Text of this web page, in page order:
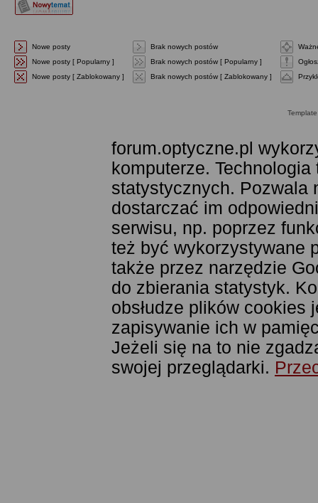
Nowe posty Brak nowych postów
Nowe posty [ Popularny ]
Brak nowych postów [ Popularny ]
Nowe posty [ Zablokowany ]
Brak nowych postów [ Zablokowany ]
forum.optyczne.pl
komputerze.
statystycznych. Pozwala
dostarczać im
serwisu, np. poprzez
też być wykorzystywane
także przez narzędzie
do zbierania statystyk.
obsłudze plików cookies
zapisywanie ich w
Jeżeli się na to nie
swojej przeglądarki.